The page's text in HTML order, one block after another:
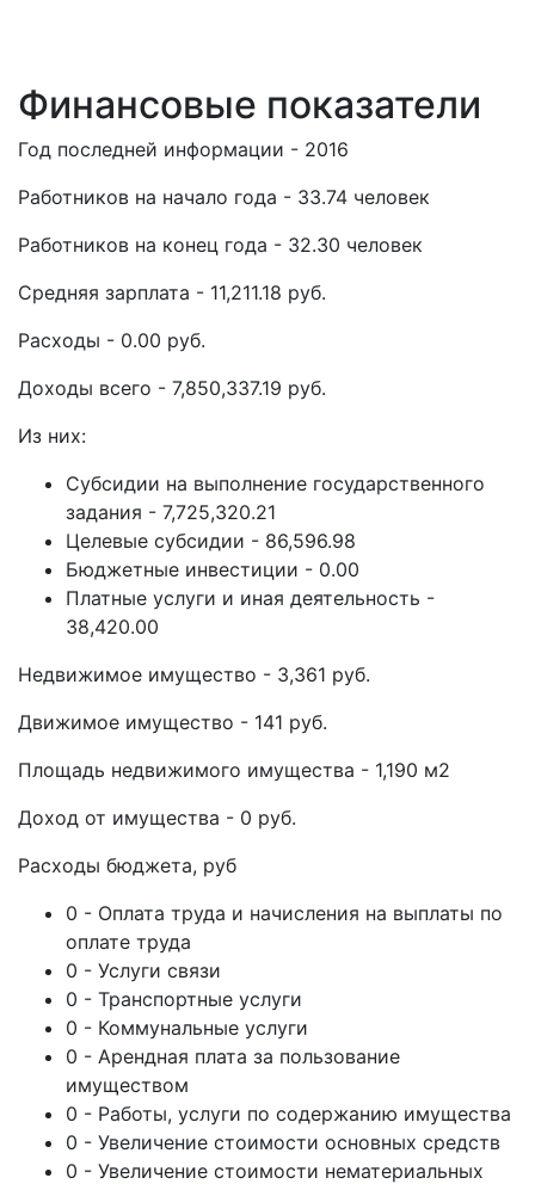
Финансовые показатели
Год последней информации - 2016
Работников на начало года - 33.74 человек
Работников на конец года - 32.30 человек
Средняя зарплата - 11,211.18 руб.
Расходы - 0.00 руб.
Доходы всего - 7,850,337.19 руб.
Из них:
Субсидии на выполнение государственного
задания - 7,725,320.21
Целевые субсидии - 86,596.98
Бюджетные инвестиции - 0.00
Платные услуги и иная деятельность -
38,420.00
Недвижимое имущество - 3,361 руб.
Движимое имущество - 141 руб.
Площадь недвижимого имущества - 1,190 м2
Доход от имущества - 0 руб.
Расходы бюджета, руб
0 - Оплата труда и начисления на выплаты по
оплате труда
0 - Услуги связи
0 - Транспортные услуги
0 - Коммунальные услуги
0 - Арендная плата за пользование
имуществом
0 - Работы, услуги по содержанию имущества
0 - Увеличение стоимости основных средств
0 - Увеличение стоимости нематериальных